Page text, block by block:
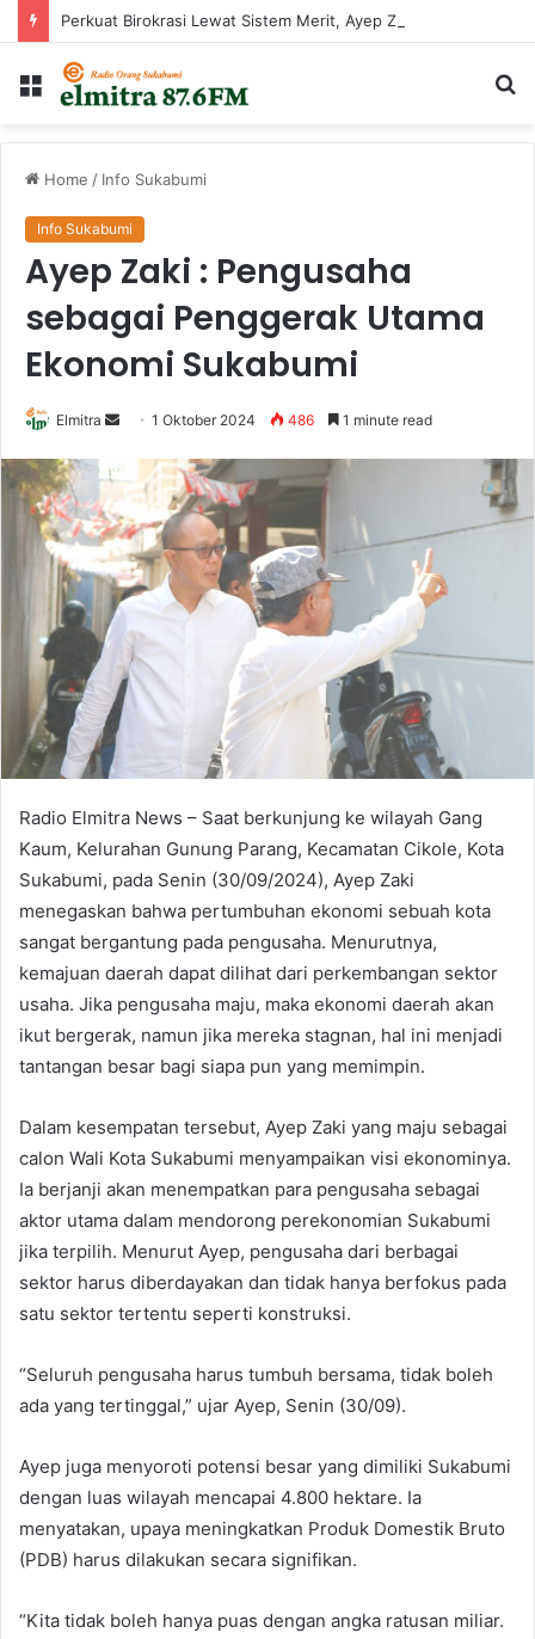
Menu
Home / Info Sukabumi
Info Sukabumi
Ayep Zaki : Pengusaha
sebagai Penggerak Utama
Ekonomi Sukabumi
Elmitra
Send
email
1 Oktober 2024 486 1 minute read
Radio Elmitra News – Saat berkunjung ke wilayah Gang
Kaum, Kelurahan Gunung Parang, Kecamatan Cikole, Kota
Sukabumi, pada Senin (30/09/2024), Ayep Zaki
menegaskan bahwa pertumbuhan ekonomi sebuah kota
sangat bergantung pada pengusaha. Menurutnya,
kemajuan daerah dapat dilihat dari perkembangan sektor
usaha. Jika pengusaha maju, maka ekonomi daerah akan
ikut bergerak, namun jika mereka stagnan, hal ini menjadi
tantangan besar bagi siapa pun yang memimpin.
Dalam kesempatan tersebut, Ayep Zaki yang maju sebagai
calon Wali Kota Sukabumi menyampaikan visi ekonominya.
Ia berjanji akan menempatkan para pengusaha sebagai
aktor utama dalam mendorong perekonomian Sukabumi
jika terpilih. Menurut Ayep, pengusaha dari berbagai
sektor harus diberdayakan dan tidak hanya berfokus pada
satu sektor tertentu seperti konstruksi.
“Seluruh pengusaha harus tumbuh bersama, tidak boleh
ada yang tertinggal,” ujar Ayep, Senin (30/09).
Ayep juga menyoroti potensi besar yang dimiliki Sukabumi
dengan luas wilayah mencapai 4.800 hektare. Ia
menyatakan, upaya meningkatkan Produk Domestik Bruto
(PDB) harus dilakukan secara signifikan.
“Kita tidak boleh hanya puas dengan angka ratusan miliar.